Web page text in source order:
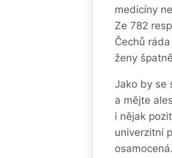
medicíny
Ze 782
Čechů
ženy
Jako by se
a mějte
i nějak
univerzitní